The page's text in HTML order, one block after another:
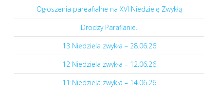
Ogłoszenia pareafialne na XVI Niedzielę Zwykłą
Drodzy Parafianie.
13 Niedziela zwykła – 28.06.26
12 Niedziela zwykła – 12.06.26
11 Niedziela zwykła – 14.06.26